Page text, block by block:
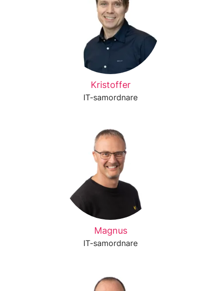
Kristoffer
IT-samordnare
Magnus
IT-samordnare